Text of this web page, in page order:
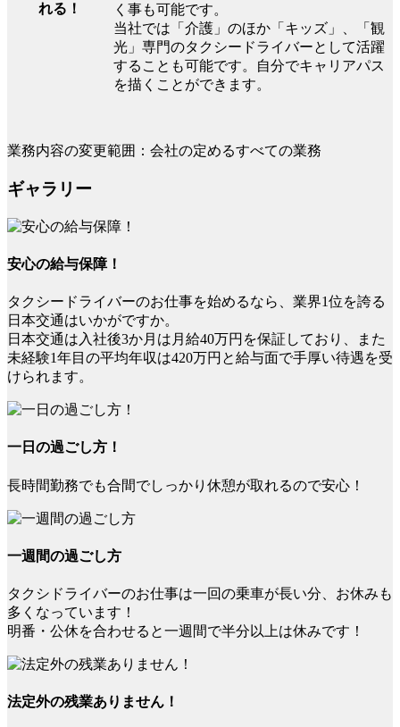
れる！
く事も可能です。
当社では「介護」のほか「キッズ」、「観
光」専門のタクシードライバーとして活躍
することも可能です。自分でキャリアパス
を描くことができます。
業務内容の変更範囲：会社の定めるすべての業務
ギャラリー
安心の給与保障！
タクシードライバーのお仕事を始めるなら、業界1位を誇る
日本交通はいかがですか。
日本交通は入社後3か月は月給40万円を保証しており、また
未経験1年目の平均年収は420万円と給与面で手厚い待遇を受
けられます。
一日の過ごし方！
長時間勤務でも合間でしっかり休憩が取れるので安心！
一週間の過ごし方
タクシドライバーのお仕事は一回の乗車が長い分、お休みも
多くなっています！
明番・公休を合わせると一週間で半分以上は休みです！
法定外の残業ありません！